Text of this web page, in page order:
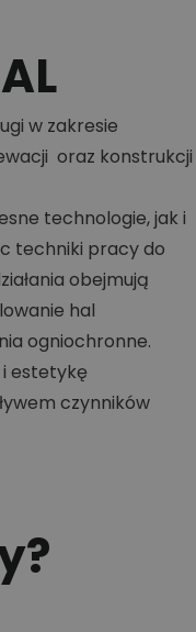
w zakresie
oraz konstrukcji
technologie, jak i
techniki pracy do
obejmują
hal
ogniochronne.
estetykę
czynników